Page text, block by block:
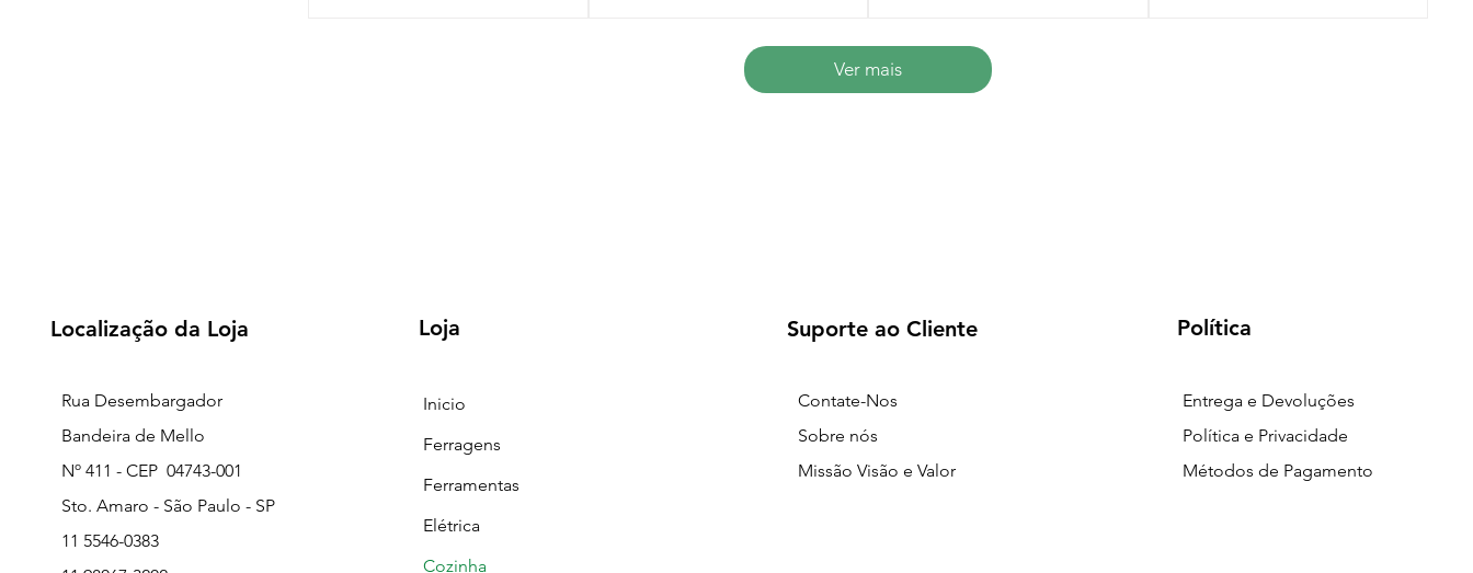
Ver mais
Localização da Loja
Rua Desembargador
Bandeira de Mello
Nº 411 - CEP 04743-001
Sto. Amaro - São Paulo - SP
11 5546-0383
Loja
Inicio
Ferragens
Ferramentas
Elétrica
Cozinha
Suporte ao Cliente
Contate-Nos
Sobre nós
Missão Visão e Valor
Política
Entrega e Devoluções
Política e Privacidade
Métodos de Pagamento